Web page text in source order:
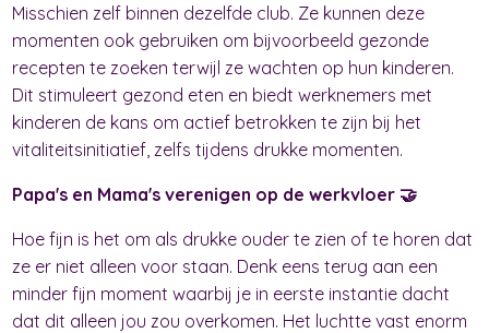
Misschien zelf binnen dezelfde club. Ze kunnen deze
momenten ook gebruiken om bijvoorbeeld gezonde
recepten te zoeken terwijl ze wachten op hun kinderen.
Dit stimuleert gezond eten en biedt werknemers met
kinderen de kans om actief betrokken te zijn bij het
vitaliteitsinitiatief, zelfs tijdens drukke momenten.
Papa's en Mama's verenigen op de werkvloer 🤝
Hoe fijn is het om als drukke ouder te zien of te horen dat
ze er niet alleen voor staan. Denk eens terug aan een
minder fijn moment waarbij je in eerste instantie dacht
dat dit alleen jou zou overkomen. Het luchtte vast enorm